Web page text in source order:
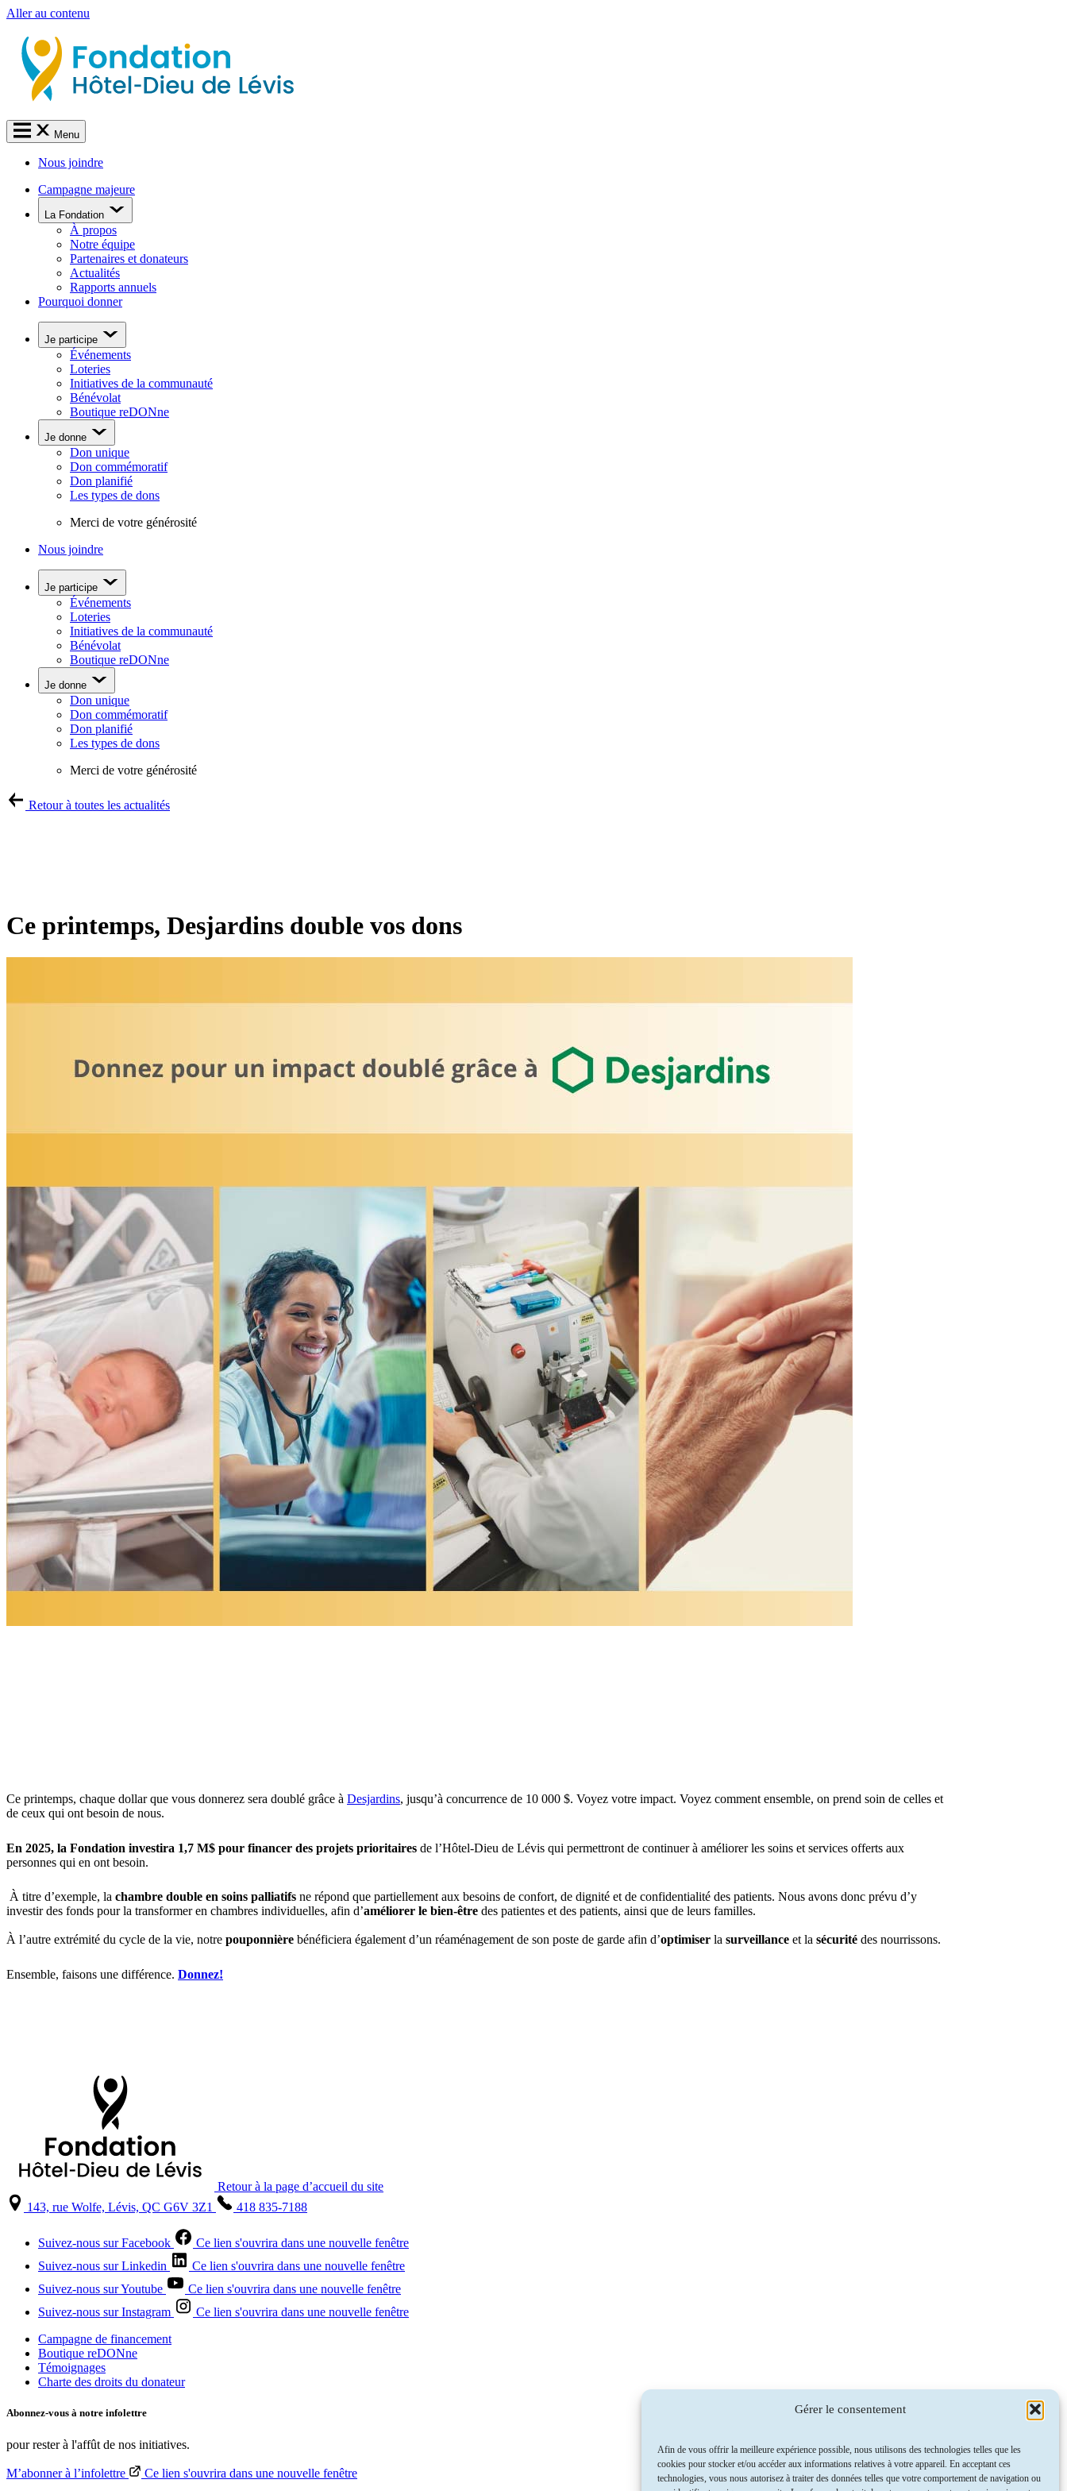
Gérer le consentement
Afin de vous offrir la meilleure expérience possible, nous utilisons des technologies telles que les
cookies pour stocker et/ou accéder aux informations relatives à votre appareil. En acceptant ces
technologies, vous nous autorisez à traiter des données telles que votre comportement de navigation ou
Aller au contenu
Menu
Nous joindre
Campagne majeure
La Fondation
À propos
Notre équipe
Partenaires et donateurs
Actualités
Rapports annuels
Pourquoi donner
Je participe
Événements
Loteries
Initiatives de la communauté
Bénévolat
Boutique reDONne
Je donne
Don unique
Don commémoratif
Don planifié
Les types de dons
Merci de votre générosité
Nous joindre
Je participe
Événements
Loteries
Initiatives de la communauté
Bénévolat
Boutique reDONne
Je donne
Don unique
Don commémoratif
Don planifié
Les types de dons
Merci de votre générosité
Retour à toutes les actualités
Ce printemps, Desjardins double vos dons
Ce printemps, chaque dollar que vous donnerez sera doublé grâce à Desjardins, jusqu’à concurrence de 10 000 $. Voyez votre impact. Voyez comment ensemble, on prend soin de celles et
de ceux qui ont besoin de nous.
En 2025, la Fondation investira 1,7 M$ pour financer des projets prioritaires de l’Hôtel-Dieu de Lévis qui permettront de continuer à améliorer les soins et services offerts aux
personnes qui en ont besoin.
À titre d’exemple, la chambre double en soins palliatifs ne répond que partiellement aux besoins de confort, de dignité et de confidentialité des patients. Nous avons donc prévu d’y
investir des fonds pour la transformer en chambres individuelles, afin d’améliorer le bien-être des patientes et des patients, ainsi que de leurs familles.
À l’autre extrémité du cycle de la vie, notre pouponnière bénéficiera également d’un réaménagement de son poste de garde afin d’optimiser la surveillance et la sécurité des nourrissons.
Ensemble, faisons une différence. Donnez!
Retour à la page d’accueil du site
143, rue Wolfe, Lévis, QC G6V 3Z1
418 835-7188
Suivez-nous sur Facebook
Ce lien s'ouvrira dans une nouvelle fenêtre
Suivez-nous sur Linkedin
Ce lien s'ouvrira dans une nouvelle fenêtre
Suivez-nous sur Youtube
Ce lien s'ouvrira dans une nouvelle fenêtre
Suivez-nous sur Instagram
Ce lien s'ouvrira dans une nouvelle fenêtre
Campagne de financement
Boutique reDONne
Témoignages
Charte des droits du donateur
Abonnez-vous à notre infolettre
pour rester à l'affût de nos initiatives.
M’abonner à l’infolettre Ce lien s'ouvrira dans une nouvelle fenêtre